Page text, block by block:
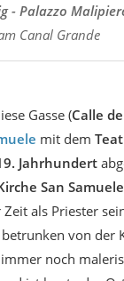
- Palazzo
Canal Grande
Gasse (Calle
mit dem
Jahrhundert
San Samuele
als Priester
von der
noch